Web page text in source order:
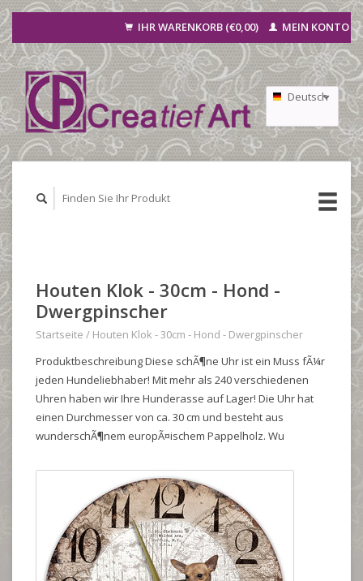
IHR WARENKORB (€0,00) MEIN KONTO
Deutsch
Nederlands
Houten Klok - 30cm - Hond -
Dwergpinscher
Startseite / Houten Klok - 30cm - Hond - Dwergpinscher
Produktbeschreibung Diese schÃ¶ne Uhr ist ein Muss fÃ¼r
jeden Hundeliebhaber! Mit mehr als 240 verschiedenen
Uhren haben wir Ihre Hunderasse auf Lager! Die Uhr hat
einen Durchmesser von ca. 30 cm und besteht aus
wunderschÃ¶nem europÃ¤ischem Pappelholz. Wu